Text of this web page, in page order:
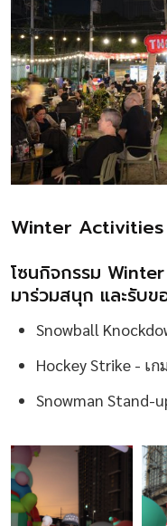
Winter
โซนกิจกรรม
มาร่วมสนุก และรับ
Snowball
Hockey Strike - เ
Snowman Stand-